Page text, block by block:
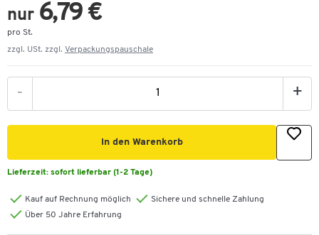
nur 6,79 €
pro St.
zzgl. USt. zzgl. Verpackungspauschale
- +
In den Warenkorb
Lieferzeit: sofort lieferbar (1-2 Tage)
Kauf auf Rechnung möglich
Sichere und schnelle Zahlung
Über 50 Jahre Erfahrung